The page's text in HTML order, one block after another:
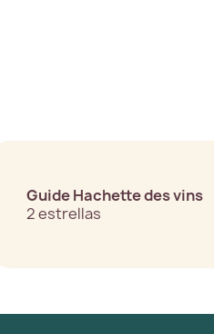
Guide Hachette des vins
2 estrellas